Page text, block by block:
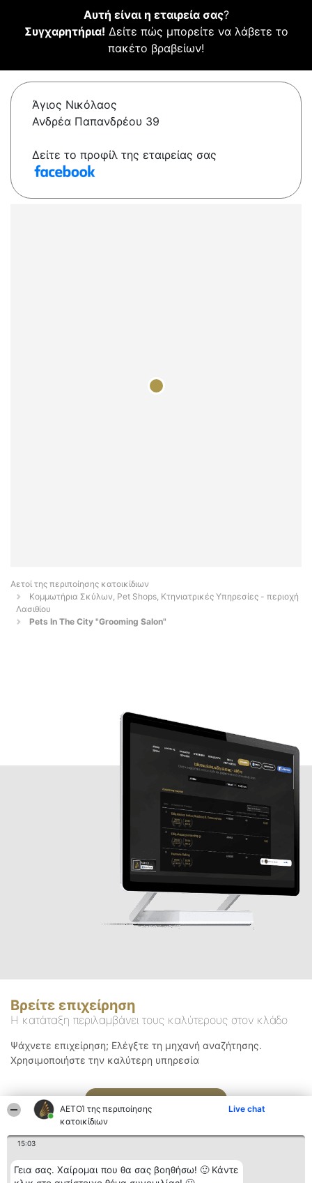
ΑΕΤΟΊ της περιποίησης
κατοικίδιων
Live chat
15:03
Γεια σας. Χαίρομαι που θα σας βοηθήσω! 🙂 Κάντε
Αυτή είναι η εταιρεία σας?
Συγχαρητήρια! Δείτε πώς μπορείτε να λάβετε το
πακέτο βραβείων!
Άγιος Νικόλαος
Ανδρέα Παπανδρέου 39
Δείτε το προφίλ της εταιρείας σας
Αετοί της περιποίησης κατοικίδιων
Κομμωτήρια Σκύλων, Pet Shops, Κτηνιατρικές Υπηρεσίες - περιοχή
Λασιθίου
Pets In The City "Grooming Salon"
Βρείτε επιχείρηση
Η κατάταξη περιλαμβάνει τους καλύτερους στον κλάδο
Ψάχνετε επιχείρηση; Ελέγξτε τη μηχανή αναζήτησης.
Χρησιμοποιήστε την καλύτερη υπηρεσία
Αναζήτηση